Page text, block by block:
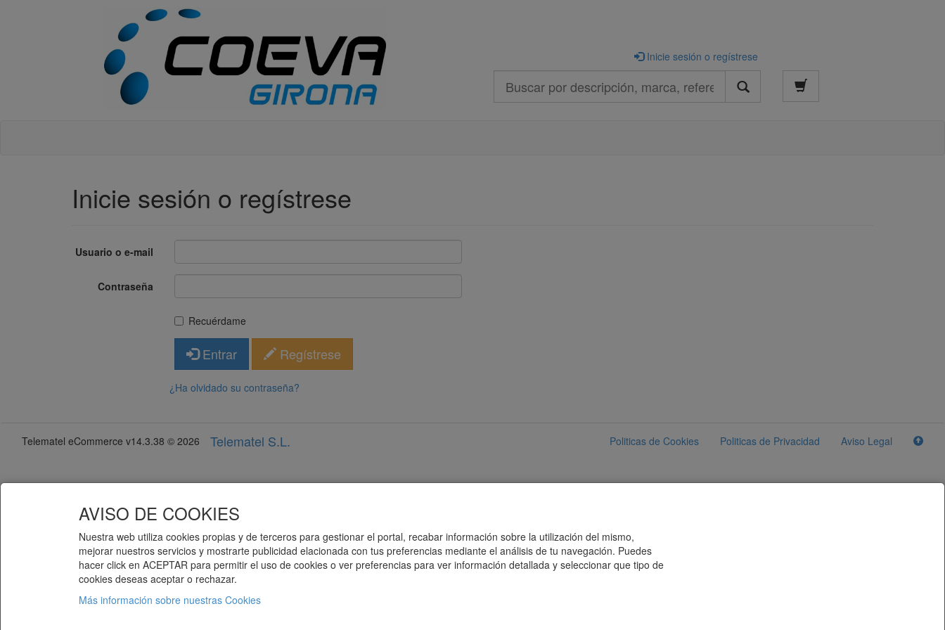
Inicie sesión o regístrese
Inicie sesión o regístrese
Usuario o e-mail
Contraseña
Recuérdame
Entrar Regístrese
¿Ha olvidado su contraseña?
Telematel eCommerce v14.3.38 © 2026 Telematel S.L. Politicas de Cookies Politicas de Privacidad Aviso Legal
AVISO DE COOKIES
Nuestra web utiliza cookies propias y de terceros para gestionar el portal, recabar información sobre la utilización del mismo,
mejorar nuestros servicios y mostrarte publicidad elacionada con tus preferencias mediante el análisis de tu navegación. Puedes
hacer click en ACEPTAR para permitir el uso de cookies o ver preferencias para ver información detallada y seleccionar que tipo de
cookies deseas aceptar o rechazar.
Más información sobre nuestras Cookies